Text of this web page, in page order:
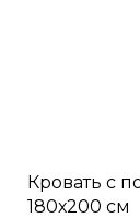
Кровать с
180х200 см